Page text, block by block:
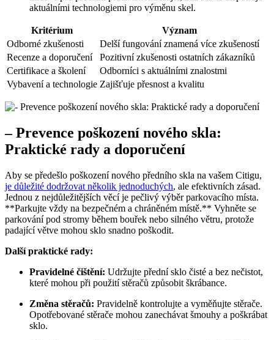
aktuálními technologiemi pro výměnu skel.
Kritérium
Význam
Odborné zkušenosti
Delší fungování znamená více zkušeností
Recenze a doporučení
Pozitivní zkušenosti ostatních zákazníků
Certifikace a školení
Odborníci s aktuálními znalostmi
Vybavení a technologie Zajišťuje přesnost a kvalitu
– Prevence poškození nového skla:
Praktické rady a doporučení
Aby se předešlo poškození nového předního skla na vašem Citigu,
je důležité dodržovat několik jednoduchých, ale efektivních zásad.
Jednou z nejdůležitějších věcí je pečlivý výběr parkovacího místa.
**Parkujte vždy na bezpečném a chráněném místě.** Vyhněte se
parkování pod stromy během bouřek nebo silného větru, protože
padající větve mohou sklo snadno poškodit.
Další praktické rady:
Pravidelné čištění: Udržujte přední sklo čisté a bez nečistot,
které mohou při použití stěračů způsobit škrábance.
Změna stěračů: Pravidelně kontrolujte a vyměňujte stěrače.
Opotřebované stěrače mohou zanechávat šmouhy a poškrábat
sklo.